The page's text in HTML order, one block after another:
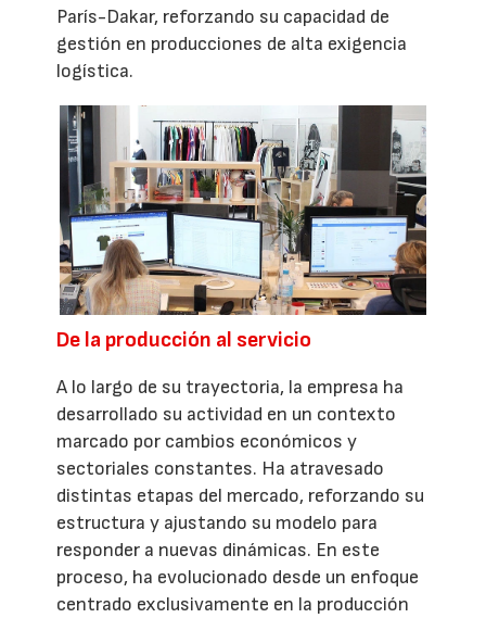
París-Dakar, reforzando su capacidad de
gestión en producciones de alta exigencia
logística.
De la producción al servicio
A lo largo de su trayectoria, la empresa ha
desarrollado su actividad en un contexto
marcado por cambios económicos y
sectoriales constantes. Ha atravesado
distintas etapas del mercado, reforzando su
estructura y ajustando su modelo para
responder a nuevas dinámicas. En este
proceso, ha evolucionado desde un enfoque
centrado exclusivamente en la producción